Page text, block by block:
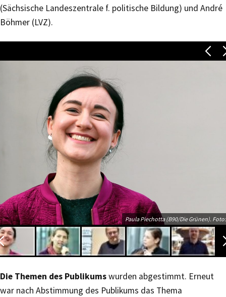
(Sächsische Landeszentrale f. politische Bildung) und André
Böhmer (LVZ).
Paula Piechotta (B90/Die Grünen).
Die Themen des Publikumswurden abgestimmt. Erneut
war nach Abstimmung des Publikums das Thema